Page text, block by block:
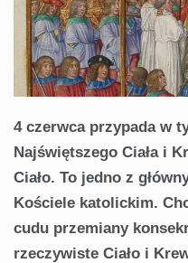
4 czerwca przypada w
Najświętszego Ciała i
Ciało. To jedno z
Kościele katolickim.
cudu przemiany
rzeczywiste Ciało i